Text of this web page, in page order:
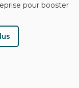
pour booster